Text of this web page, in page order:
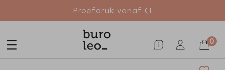
Proefdruk vanaf €1
0